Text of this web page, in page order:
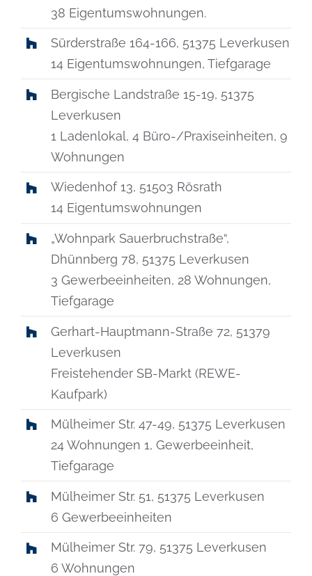
38 Eigentumswohnungen.
Sürderstraße 164-166, 51375 Leverkusen
14 Eigentumswohnungen, Tiefgarage
Bergische Landstraße 15-19, 51375
Leverkusen
1 Ladenlokal, 4 Büro-/Praxiseinheiten, 9
Wohnungen
Wiedenhof 13, 51503 Rösrath
14 Eigentumswohnungen
„Wohnpark Sauerbruchstraße“,
Dhünnberg 78, 51375 Leverkusen
3 Gewerbeeinheiten, 28 Wohnungen,
Tiefgarage
Gerhart-Hauptmann-Straße 72, 51379
Leverkusen
Freistehender SB-Markt (REWE-
Kaufpark)
Mülheimer Str. 47-49, 51375 Leverkusen
24 Wohnungen 1, Gewerbeeinheit,
Tiefgarage
Mülheimer Str. 51, 51375 Leverkusen
6 Gewerbeeinheiten
Mülheimer Str. 79, 51375 Leverkusen
6 Wohnungen